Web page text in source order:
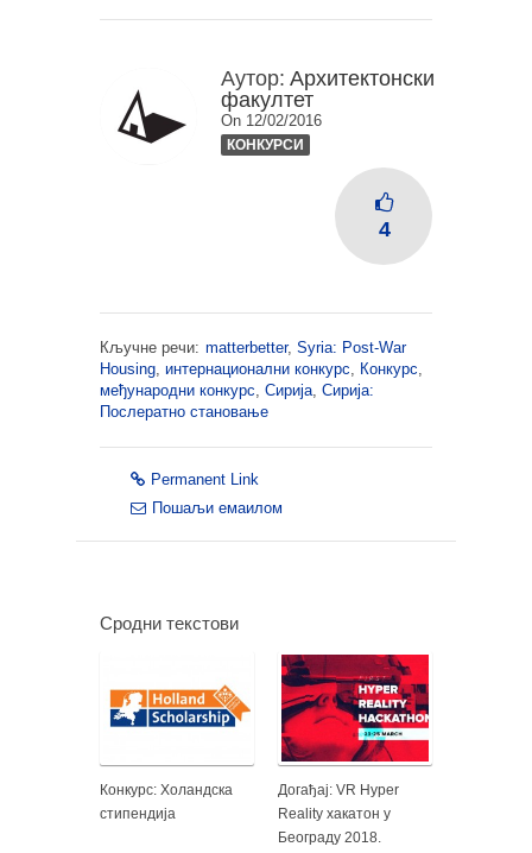
Аутор: Архитектонски
факултет
On 12/02/2016
КОНКУРСИ
4
Кључне речи: matterbetter, Syria: Post-War
Housing, интернационални конкурс, Конкурс,
међународни конкурс, Сирија, Сирија:
Послератно становање
Permanent Link
Пошаљи емаилом
Сродни текстови
Конкурс: Холандска
стипендија
Догађај: VR Hyper
Reality хакатон у
Београду 2018.